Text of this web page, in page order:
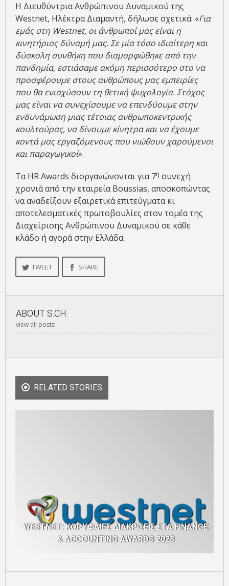
Η Διευθύντρια Ανθρώπινου Δυναμικού της
Westnet, Ηλέκτρα Διαμαντή, δήλωσε σχετικά: «Για
εμάς στη Westnet, oι άνθρωποί μας είναι η
κινητήριος δύναμή μας. Σε μία τόσο ιδιαίτερη και
δύσκολη συνθήκη που διαμορφώθηκε από την
πανδημία, εστιάσαμε ακόμη περισσότερο στο να
προσφέρουμε στους ανθρώπους μας εμπειρίες
που θα ενισχύσουν τη θετική ψυχολογία. Στόχος
μας είναι να συνεχίσουμε να επενδύουμε στην
ενδυνάμωση μιας τέτοιας ανθρωποκεντρικής
κουλτούρας, να δίνουμε κίνητρα και να έχουμε
κοντά μας εργαζόμενους που νιώθουν χαρούμενοι
και παραγωγικοί».
Τα HR Awards διοργανώνονται για 7η συνεχή
χρονιά από την εταιρεία Boussias, αποσκοπώντας
να αναδείξουν εξαιρετικά επιτεύγματα κι
αποτελεσματικές πρωτοβουλίες στον τομέα της
Διαχείρισης Ανθρώπινου Δυναμικού σε κάθε
κλάδο ή αγορά στην Ελλάδα.
TWEET SHARE
ABOUT S.CH.
view all posts
RELATED STORIES
WESTNET: ΚΟΡΥΦΑΙΕΣ ΔΙΑΚΡΙΣΕΙΣ ΣΤΑ FINANCE
& ACCOUNTING AWARDS 2023